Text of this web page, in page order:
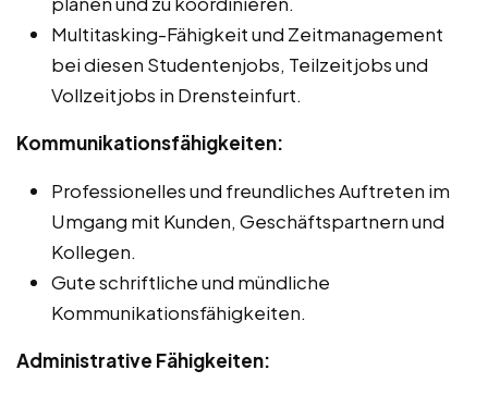
Multitasking-Fähigkeit und Zeitmanagement
bei diesen Studentenjobs, Teilzeitjobs und
Vollzeitjobs in Drensteinfurt.
Kommunikationsfähigkeiten:
Professionelles und freundliches Auftreten im
Umgang mit Kunden, Geschäftspartnern und
Kollegen.
Gute schriftliche und mündliche
Kommunikationsfähigkeiten.
Administrative Fähigkeiten: